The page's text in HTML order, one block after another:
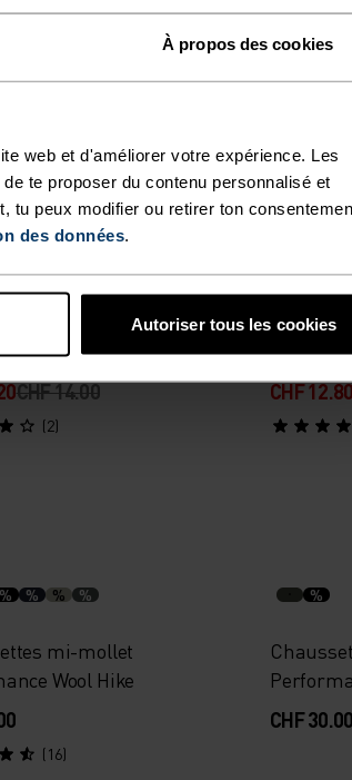
À propos des cookies
web et d'améliorer votre expérience. Les
te proposer du contenu personnalisé et
tu peux modifier ou retirer ton
des données.
Autoriser tous les cookies
CHF 14.00
(2)
CHF
% % % %
mi-mollet
Wool Hike
(16)
%
CHF 30.00